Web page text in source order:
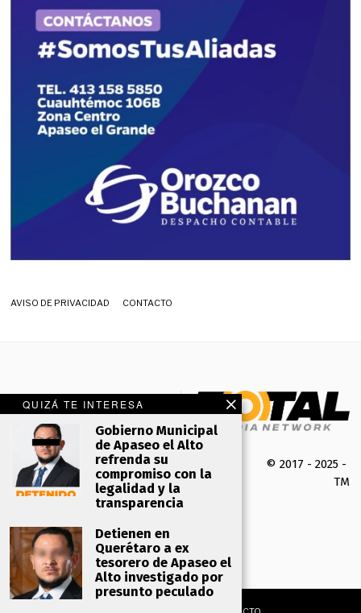
AVISO DE PRIVACIDAD CONTACTO
QUIZÁ TE INTERESA
Gobierno Municipal
de Apaseo el Alto
refrenda su
compromiso con la
legalidad y la
transparencia
Detienen en
Querétaro a ex
tesorero de Apaseo el
Alto investigado por
presunto peculado
© 2017 - 2025 -